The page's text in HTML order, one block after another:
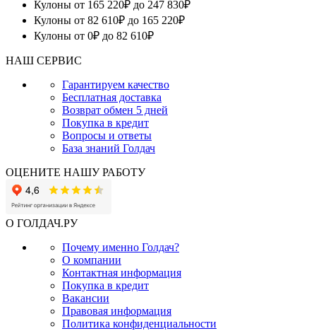
Кулоны от 165 220₽ до 247 830₽
Кулоны от 82 610₽ до 165 220₽
Кулоны от 0₽ до 82 610₽
НАШ СЕРВИС
Гарантируем качество
Бесплатная доставка
Возврат обмен 5 дней
Покупка в кредит
Вопросы и ответы
База знаний Голдач
ОЦЕНИТЕ НАШУ РАБОТУ
О ГОЛДАЧ.РУ
Почему именно Голдач?
О компании
Контактная информация
Покупка в кредит
Вакансии
Правовая информация
Политика конфиденциальности